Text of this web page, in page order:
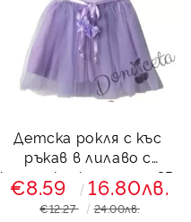
Детска рокля с къс
ръкав в лилаво с
къдрички, коланче и 3D
цветя Рени
€8.59 16.80лв.
€12.27 24.00лв.